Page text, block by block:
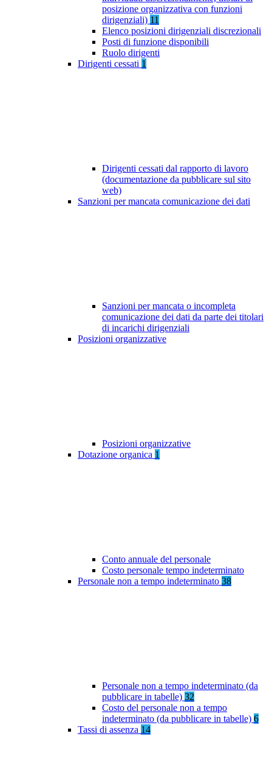
posizione organizzativa con funzioni
dirigenziali) 11
Elenco posizioni dirigenziali discrezionali
Posti di funzione disponibili
Ruolo dirigenti
Dirigenti cessati 1
Dirigenti cessati dal rapporto di lavoro
(documentazione da pubblicare sul sito
web)
Sanzioni per mancata comunicazione dei dati
Sanzioni per mancata o incompleta
comunicazione dei dati da parte dei titolari
di incarichi dirigenziali
Posizioni organizzative
Posizioni organizzative
Dotazione organica 1
Conto annuale del personale
Costo personale tempo indeterminato
Personale non a tempo indeterminato 38
Personale non a tempo indeterminato (da
pubblicare in tabelle) 32
Costo del personale non a tempo
indeterminato (da pubblicare in tabelle) 6
Tassi di assenza 14